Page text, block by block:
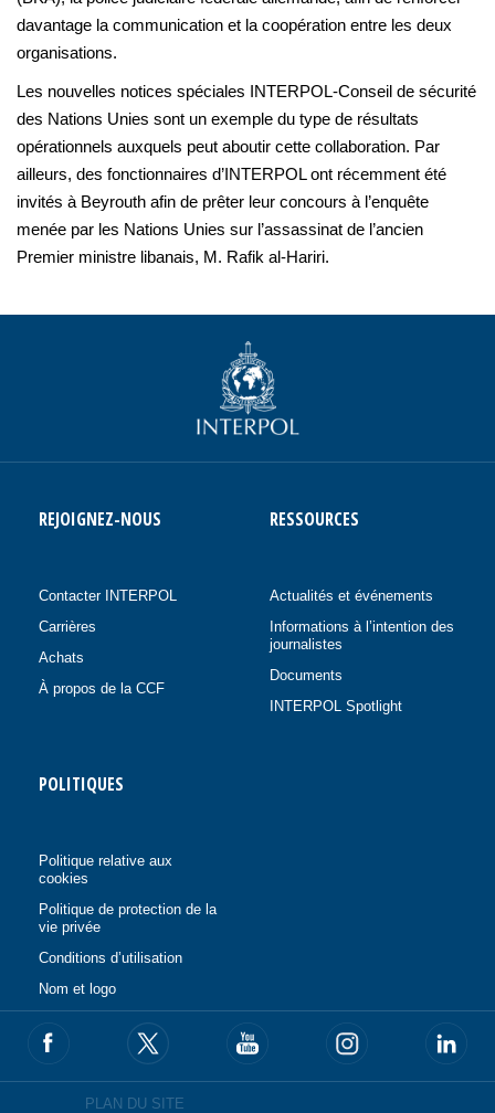
davantage la communication et la coopération entre les deux
organisations.
Les nouvelles notices spéciales INTERPOL-Conseil de sécurité
des Nations Unies sont un exemple du type de résultats
opérationnels auxquels peut aboutir cette collaboration. Par
ailleurs, des fonctionnaires d’INTERPOL ont récemment été
invités à Beyrouth afin de prêter leur concours à l’enquête
menée par les Nations Unies sur l’assassinat de l’ancien
Premier ministre libanais, M. Rafik al-Hariri.
REJOIGNEZ-NOUS
Contacter INTERPOL
Carrières
Achats
À propos de la CCF
RESSOURCES
Actualités et événements
Informations à l’intention des
journalistes
Documents
INTERPOL Spotlight
POLITIQUES
Politique relative aux
cookies
Politique de protection de la
vie privée
Conditions d’utilisation
Nom et logo
PLAN DU SITE